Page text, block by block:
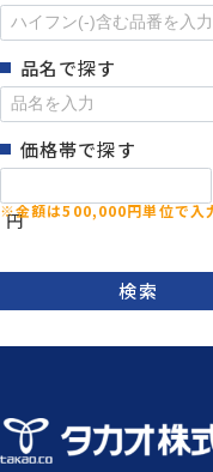
品名で探す
価格帯で探す
円
検索